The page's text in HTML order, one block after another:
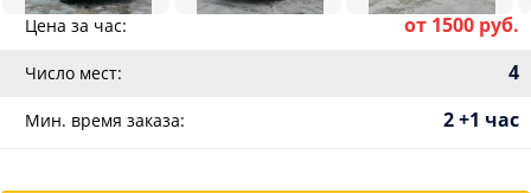
Цена за час: от 1500 руб.
Число мест: 4
Мин. время заказа: 2 +1 час